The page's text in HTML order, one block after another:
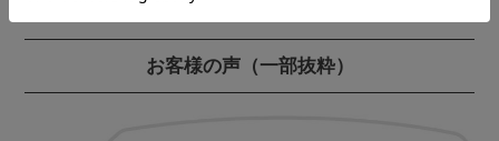
お客様の声（一部抜粋）